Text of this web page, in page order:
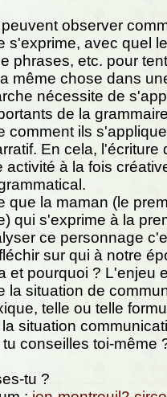
observer
s'exprime, avec quel
phrases, etc. pour
même chose dans
nécessite de
de la
comment ils
En cela, l'écriture
activité à la fois
que la maman (le
qui s'exprime à la
ce personnage
sur qui à notre
et pourquoi ? L'enjeu
la situation de
telle ou telle
situation
conseilles toi-même
tu ?